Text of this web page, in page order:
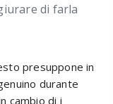
di farla
presuppone in
durante
cambio di i